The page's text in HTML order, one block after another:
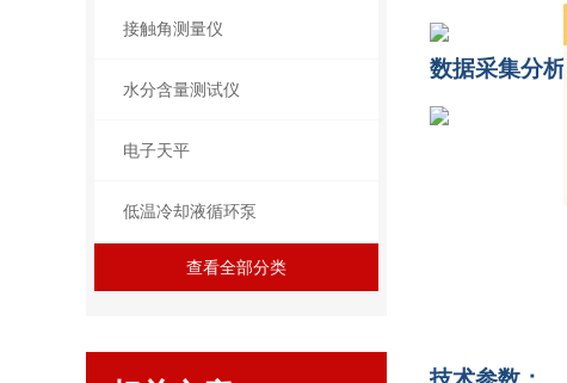
接触角测量仪
水分含量测试仪
电子天平
低温冷却液循环泵
查看全部分类
数据采集分析